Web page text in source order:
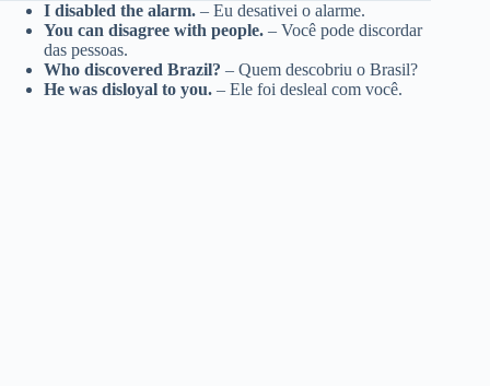
I disabled the alarm. – Eu desativei o alarme.
You can disagree with people. – Você pode discordar
das pessoas.
Who discovered Brazil? – Quem descobriu o Brasil?
He was disloyal to you. – Ele foi desleal com você.